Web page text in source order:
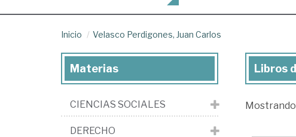
Inicio Velasco Perdigones, Juan Carlos
Libros
Libros
Mostrando
Materias
CIENCIAS SOCIALES
DERECHO